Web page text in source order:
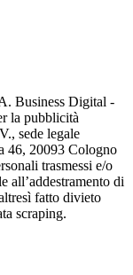
Business Digital -
la pubblicità
sede legale
46, 20093 Cologno
trasmessi e/o
all’addestramento di
fatto divieto
scraping.